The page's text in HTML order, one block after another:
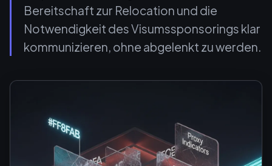
Bereitschaft zur Relocation und die
Notwendigkeit des Visumssponsorings klar
kommunizieren, ohne abgelenkt zu werden.